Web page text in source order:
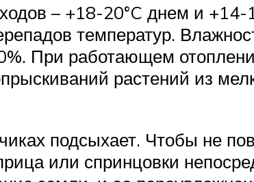
– +18-20°C днем и
температур.
При работающем
растений из
подсыхает. Чтобы не
или спринцовки